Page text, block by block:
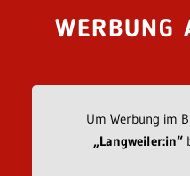
WERBUNG
Um Werbung im
„Langweiler:in“